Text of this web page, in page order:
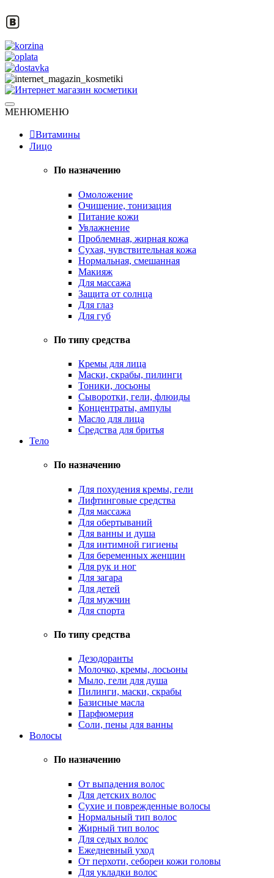
to
content
Интернет магазин косметики
Натуральная косметика
МЕНЮМЕНЮ
Витамины
Лицо
По назначению
Омоложение
Очищение, тонизация
Питание кожи
Увлажнение
Проблемная, жирная кожа
Сухая, чувствительная кожа
Нормальная, смешанная
Макияж
Для массажа
Защита от солнца
Для глаз
Для губ
По типу средства
Кремы для лица
Маски, скрабы, пилинги
Тоники, лосьоны
Сыворотки, гели, флюиды
Концентраты, ампулы
Масло для лица
Средства для бритья
Тело
По назначению
Для похудения кремы, гели
Лифтинговые средства
Для массажа
Для обертываний
Для ванны и душа
Для интимной гигиены
Для беременных женщин
Для рук и ног
Для загара
Для детей
Для мужчин
Для спорта
По типу средства
Дезодоранты
Молочко, кремы, лосьоны
Мыло, гели для душа
Пилинги, маски, скрабы
Базисные масла
Парфюмерия
Соли, пены для ванны
Волосы
По назначению
От выпадения волос
Для детских волос
Сухие и поврежденные волосы
Нормальный тип волос
Жирный тип волос
Для седых волос
Ежедневный уход
От перхоти, себореи кожи головы
Для укладки волос